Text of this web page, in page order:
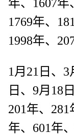
年、1607
1769年、
1998年、
1月21日、3
日、9月18
201年、281
年、601年